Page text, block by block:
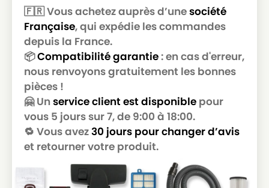
ROWENTA
ROWENTA RO2366EA
ROWENTA
ROWENTA RO2366EA 4Q0
ROWENTA
ROWENTA RO2366EA RO 214501 4Q 0
POWER SPACE
ROWENTA
ROWENTA
ROWENTA RS-RT9976
ROWENTA
ROWENTA ZR 0039 01
🇫🇷 Vous achetez auprès d’unesociété
Française, qui expédie les commandes
depuis la France.
📦Compatibilité garantie: en cas d'erreur,
nous renvoyons gratuitement les bonnes
pièces !
🤗 Un service client est disponible pour
vous 5 jours sur 7, de 9:00 à 18:00.
🔁 Vous avez30 jours pour changer d’avis
et retourner votre produit.